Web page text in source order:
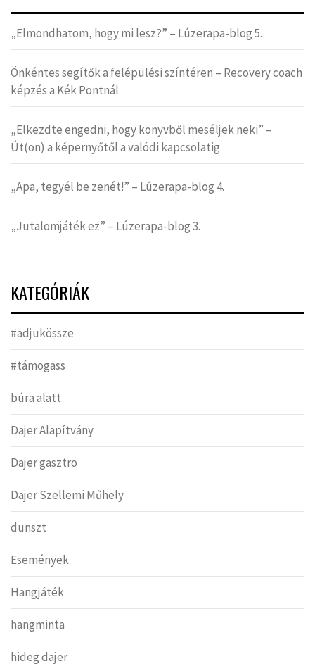
„Elmondhatom, hogy mi lesz?” – Lúzerapa-blog 5.
Önkéntes segítők a felépülési színtéren – Recovery coach
képzés a Kék Pontnál
„Elkezdte engedni, hogy könyvből meséljek neki” –
Út(on) a képernyőtől a valódi kapcsolatig
„Apa, tegyél be zenét!” – Lúzerapa-blog 4.
„Jutalomjáték ez” – Lúzerapa-blog 3.
KATEGÓRIÁK
#adjukössze
#támogass
búra alatt
Dajer Alapítvány
Dajer gasztro
Dajer Szellemi Műhely
dunszt
Események
Hangjáték
hangminta
hideg dajer